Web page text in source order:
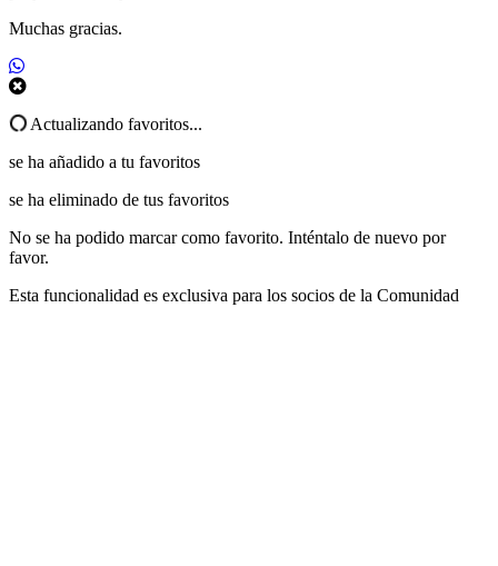
Muchas gracias.
Actualizando favoritos...
se ha añadido a tu favoritos
se ha eliminado de tus favoritos
No se ha podido marcar como favorito. Inténtalo de nuevo por
favor.
Esta funcionalidad es exclusiva para los socios de la Comunidad